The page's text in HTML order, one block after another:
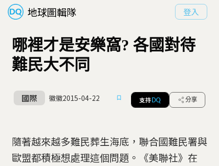
地球圖輯隊 登入
哪裡才是安樂窩? 各國對待
難民大不同
國際 徽徽2015-04-22 支持 DQ 分享
隨著越來越多難民葬生海底，聯合國難民署與
歐盟都積極想處理這個問題。《美聯社》在